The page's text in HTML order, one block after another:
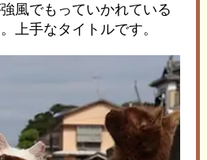
風でもっていかれている
上手なタイトルです。